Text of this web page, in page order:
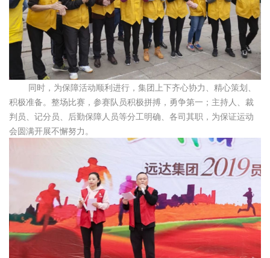
同时，为保障活动顺利进行，集团上下齐心协力、精心策划、
积极准备。整场比赛，参赛队员积极拼搏，勇争第一；主持人、裁
判员、记分员、后勤保障人员等分工明确、各司其职，为保证运动
会圆满开展不懈努力。